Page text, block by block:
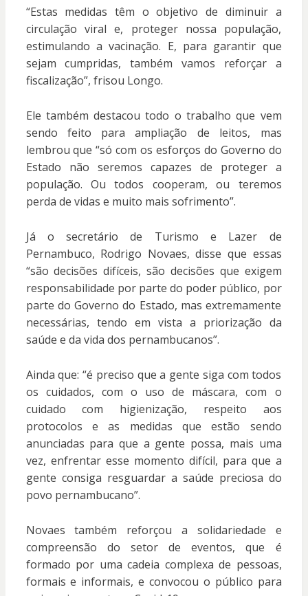
“Estas medidas têm o objetivo de diminuir a
circulação viral e, proteger nossa população,
estimulando a vacinação. E, para garantir que
sejam cumpridas, também vamos reforçar a
fiscalização”, frisou Longo.
Ele também destacou todo o trabalho que vem
sendo feito para ampliação de leitos, mas
lembrou que “só com os esforços do Governo do
Estado não seremos capazes de proteger a
população. Ou todos cooperam, ou teremos
perda de vidas e muito mais sofrimento”.
Já o secretário de Turismo e Lazer de
Pernambuco, Rodrigo Novaes, disse que essas
“são decisões difíceis, são decisões que exigem
responsabilidade por parte do poder público, por
parte do Governo do Estado, mas extremamente
necessárias, tendo em vista a priorização da
saúde e da vida dos pernambucanos”.
Ainda que: “é preciso que a gente siga com todos
os cuidados, com o uso de máscara, com o
cuidado com higienização, respeito aos
protocolos e as medidas que estão sendo
anunciadas para que a gente possa, mais uma
vez, enfrentar esse momento difícil, para que a
gente consiga resguardar a saúde preciosa do
povo pernambucano”.
Novaes também reforçou a solidariedade e
compreensão do setor de eventos, que é
formado por uma cadeia complexa de pessoas,
formais e informais, e convocou o público para